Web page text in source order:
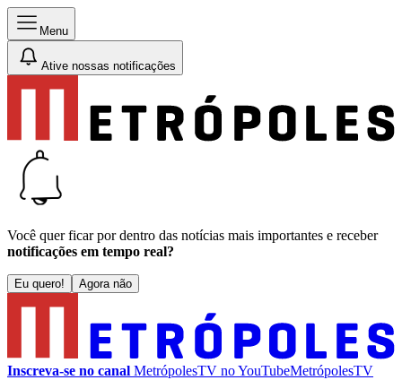
Menu
Ative nossas notificações
Você quer ficar por dentro das notícias mais importantes e receber
notificações em tempo real?
Eu quero! Agora não
Inscreva-se no canal MetrópolesTV noYouTubeMetrópolesTV